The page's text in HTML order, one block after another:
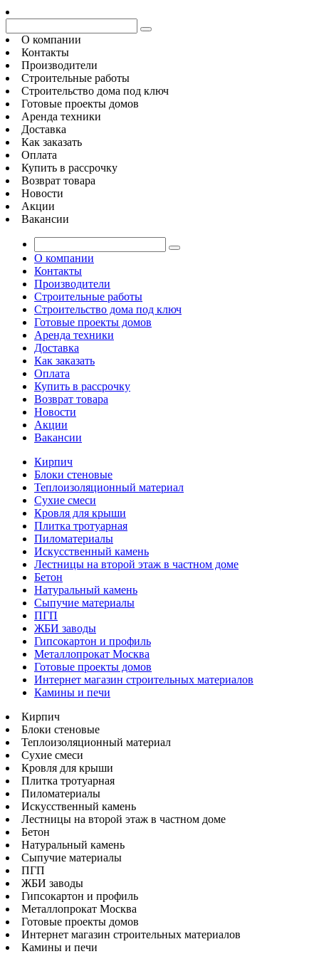
О компании
Контакты
Производители
Строительные работы
Строительство дома под ключ
Готовые проекты домов
Аренда техники
Доставка
Как заказать
Оплата
Купить в рассрочку
Возврат товара
Новости
Акции
Вакансии
О компании
Контакты
Производители
Строительные работы
Строительство дома под ключ
Готовые проекты домов
Аренда техники
Доставка
Как заказать
Оплата
Купить в рассрочку
Возврат товара
Новости
Акции
Вакансии
Кирпич
Блоки стеновые
Теплоизоляционный материал
Сухие смеси
Кровля для крыши
Плитка тротуарная
Пиломатериалы
Искусственный камень
Лестницы на второй этаж в частном доме
Бетон
Натуральный камень
Сыпучие материалы
ПГП
ЖБИ заводы
Гипсокартон и профиль
Металлопрокат Москва
Готовые проекты домов
Интернет магазин строительных материалов
Камины и печи
Кирпич
Блоки стеновые
Теплоизоляционный материал
Сухие смеси
Кровля для крыши
Плитка тротуарная
Пиломатериалы
Искусственный камень
Лестницы на второй этаж в частном доме
Бетон
Натуральный камень
Сыпучие материалы
ПГП
ЖБИ заводы
Гипсокартон и профиль
Металлопрокат Москва
Готовые проекты домов
Интернет магазин строительных материалов
Камины и печи